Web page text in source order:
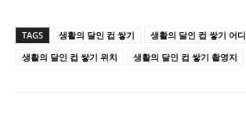
TAGS 생활의 달인 컵 쌓기
생활의 달인 컵 쌓기 어디
생활의 달인 컵 쌓기 위치
생활의 달인 컵 쌓기 촬영지